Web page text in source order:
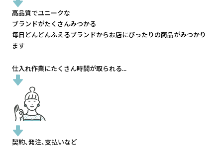
高品質でユニークな
ブランドがたくさんみつかる
毎日どんどんふえるブランドからお店にぴったりの商品がみつかり
ます
仕入れ作業にたくさん時間が取られる...
契約、発注、支払いなど